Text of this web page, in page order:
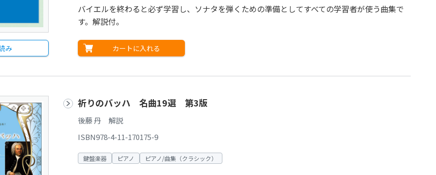
み
バイエルを終わると必ず学習し、ソナタを弾くための準備としてすべての学習者が使う曲集で
す。解説付。
カートに入れる
祈りのバッハ 名曲19選 第3版
後藤 丹 解説
ISBN978-4-11-170175-9
鍵盤楽器 ピアノ ピアノ/曲集（クラシック）